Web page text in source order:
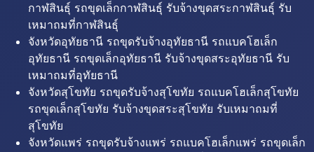
กาฬสินธุ์ รถขุดเล็กกาฬสินธุ์ รับจ้างขุดสระกาฬสินธุ์ รับ
เหมาถมที่กาฬสินธุ์
จังหวัดอุทัยธานี รถขุดรับจ้างอุทัยธานี รถแบคโฮเล็ก
อุทัยธานี รถขุดเล็กอุทัยธานี รับจ้างขุดสระอุทัยธานี รับ
เหมาถมที่อุทัยธานี
จังหวัดสุโขทัย รถขุดรับจ้างสุโขทัย รถแบคโฮเล็กสุโขทัย
รถขุดเล็กสุโขทัย รับจ้างขุดสระสุโขทัย รับเหมาถมที่
สุโขทัย
จังหวัดแพร่ รถขุดรับจ้างแพร่ รถแบคโฮเล็กแพร่ รถขุดเล็ก